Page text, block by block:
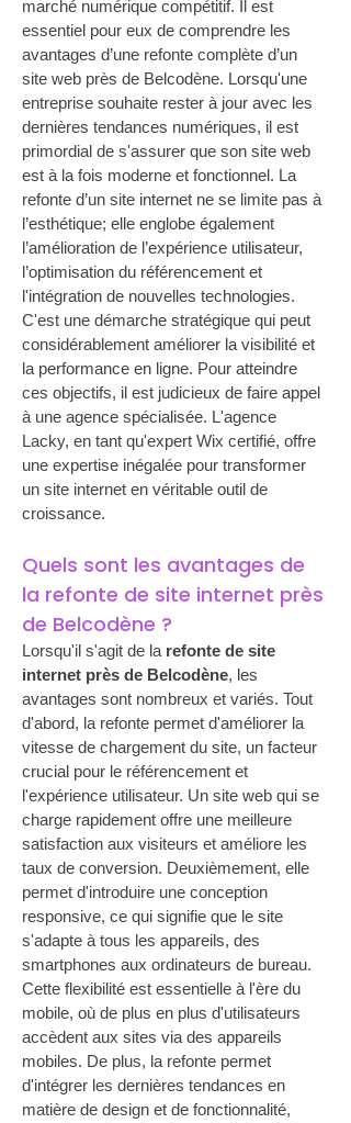
marché numérique compétitif. Il est
essentiel pour eux de comprendre les
avantages d’une refonte complète d’un
site web près de Belcodène. Lorsqu'une
entreprise souhaite rester à jour avec les
dernières tendances numériques, il est
primordial de s'assurer que son site web
est à la fois moderne et fonctionnel. La
refonte d’un site internet ne se limite pas à
l’esthétique; elle englobe également
l’amélioration de l’expérience utilisateur,
l’optimisation du référencement et
l'intégration de nouvelles technologies.
C'est une démarche stratégique qui peut
considérablement améliorer la visibilité et
la performance en ligne. Pour atteindre
ces objectifs, il est judicieux de faire appel
à une agence spécialisée. L'agence
Lacky, en tant qu'expert Wix certifié, offre
une expertise inégalée pour transformer
un site internet en véritable outil de
croissance.
Quels sont les avantages de
la refonte de site internet près
de Belcodène ?
Lorsqu'il s'agit de la refonte de site
internet près de Belcodène, les
avantages sont nombreux et variés. Tout
d'abord, la refonte permet d'améliorer la
vitesse de chargement du site, un facteur
crucial pour le référencement et
l'expérience utilisateur. Un site web qui se
charge rapidement offre une meilleure
satisfaction aux visiteurs et améliore les
taux de conversion. Deuxièmement, elle
permet d'introduire une conception
responsive, ce qui signifie que le site
s'adapte à tous les appareils, des
smartphones aux ordinateurs de bureau.
Cette flexibilité est essentielle à l'ère du
mobile, où de plus en plus d'utilisateurs
accèdent aux sites via des appareils
mobiles. De plus, la refonte permet
d'intégrer les dernières tendances en
matière de design et de fonctionnalité,